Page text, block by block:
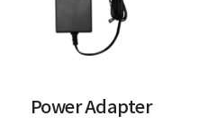
Power Adapter